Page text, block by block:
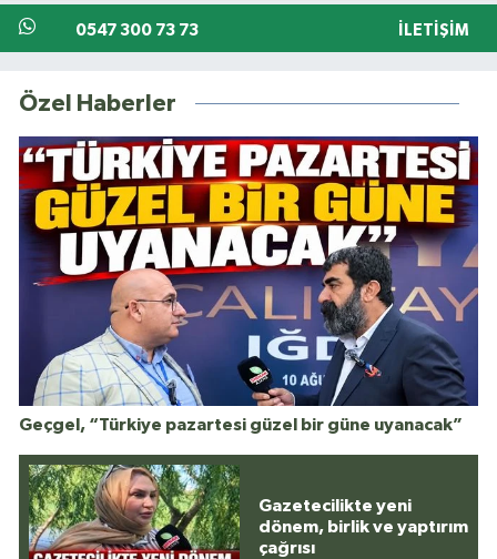
0547 300 73 73 İLETIŞIM
Özel Haberler
Geçgel, “Türkiye pazartesi güzel bir güne uyanacak”
Gazetecilikte yeni
dönem, birlik ve yaptırım
çağrısı